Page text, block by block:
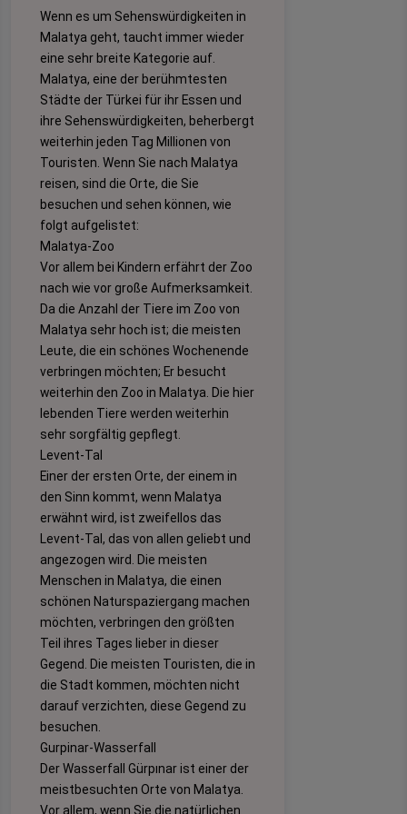
Wenn es um Sehenswürdigkeiten in
Malatya geht, taucht immer wieder
eine sehr breite Kategorie auf.
Malatya, eine der berühmtesten
Städte der Türkei für ihr Essen und
ihre Sehenswürdigkeiten, beherbergt
weiterhin jeden Tag Millionen von
Touristen. Wenn Sie nach Malatya
reisen, sind die Orte, die Sie
besuchen und sehen können, wie
folgt aufgelistet:
Malatya-Zoo
Vor allem bei Kindern erfährt der Zoo
nach wie vor große Aufmerksamkeit.
Da die Anzahl der Tiere im Zoo von
Malatya sehr hoch ist; die meisten
Leute, die ein schönes Wochenende
verbringen möchten; Er besucht
weiterhin den Zoo in Malatya. Die hier
lebenden Tiere werden weiterhin
sehr sorgfältig gepflegt.
Levent-Tal
Einer der ersten Orte, der einem in
den Sinn kommt, wenn Malatya
erwähnt wird, ist zweifellos das
Levent-Tal, das von allen geliebt und
angezogen wird. Die meisten
Menschen in Malatya, die einen
schönen Naturspaziergang machen
möchten, verbringen den größten
Teil ihres Tages lieber in dieser
Gegend. Die meisten Touristen, die in
die Stadt kommen, möchten nicht
darauf verzichten, diese Gegend zu
besuchen.
Gurpinar-Wasserfall
Der Wasserfall Gürpınar ist einer der
meistbesuchten Orte von Malatya.
Vor allem, wenn Sie die natürlichen